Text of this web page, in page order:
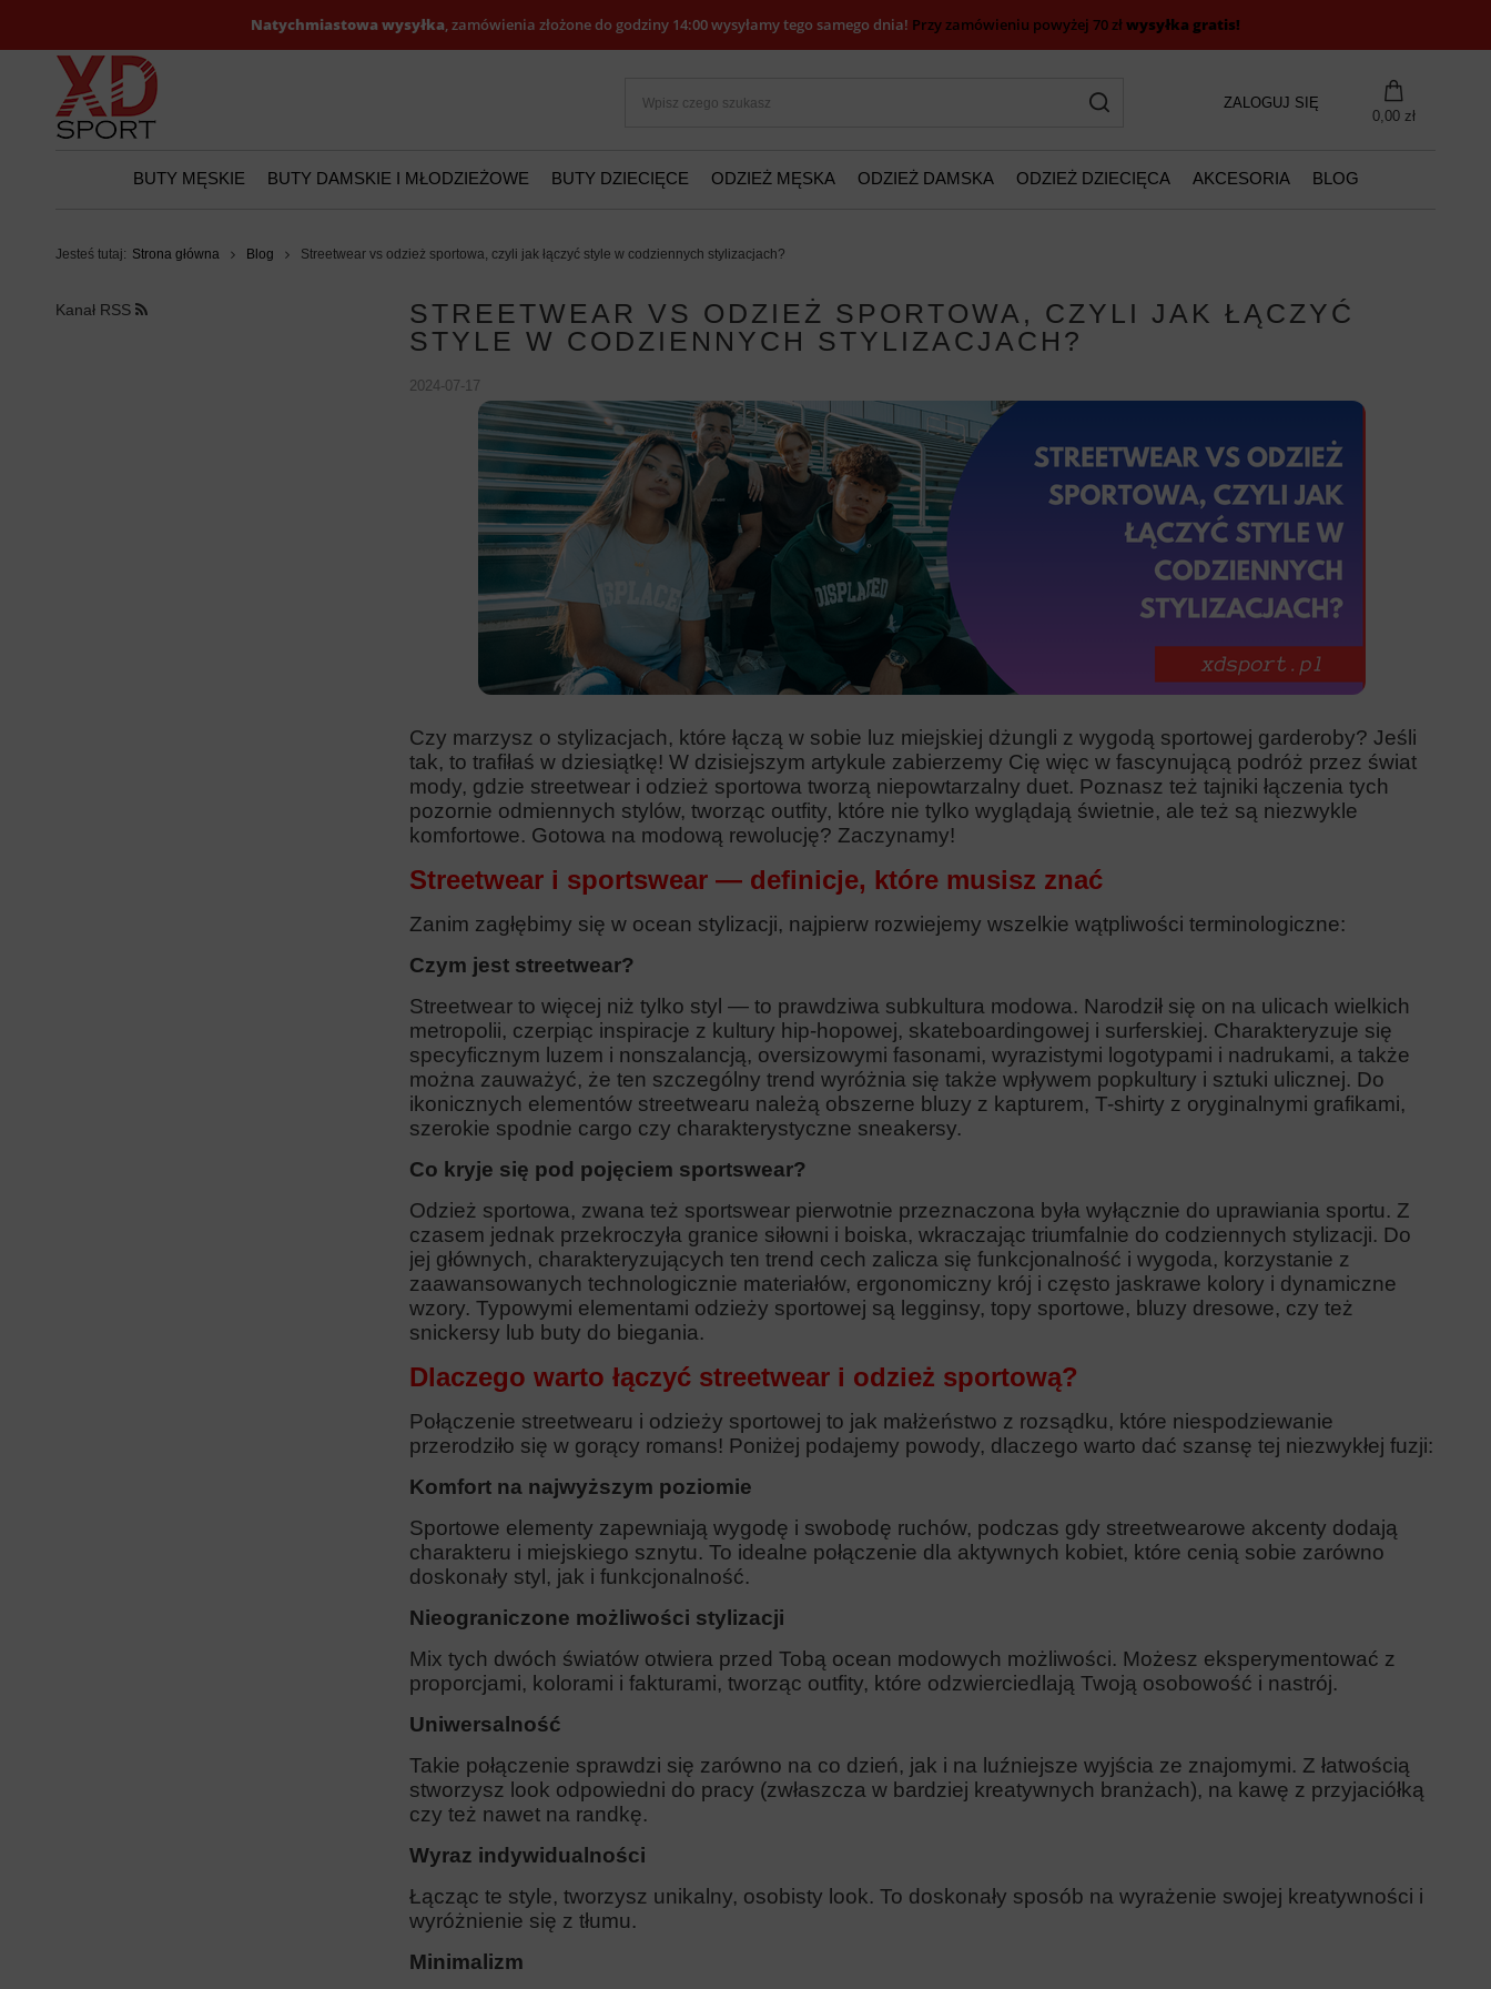
Natychmiastowa wysyłka, zamówienia złożone do godziny 14:00 wysyłamy tego samego dnia! Przy zamówieniu powyżej 70 złwysyłka gratis!
ZALOGUJ SIĘ
0,00 zł
BUTY MĘSKIE BUTY DAMSKIE I MŁODZIEŻOWE BUTY DZIECIĘCE ODZIEŻ MĘSKA ODZIEŻ DAMSKA ODZIEŻ DZIECIĘCA AKCESORIA BLOG
Jesteś tutaj: Strona główna Blog Streetwear vs odzież sportowa, czyli jak łączyć style w codziennych stylizacjach?
Kanał RSS
STREETWEAR VS ODZIEŻ SPORTOWA, CZYLI JAK ŁĄCZYĆ
STYLE W CODZIENNYCH STYLIZACJACH?
2024-07-17
Czy marzysz o stylizacjach, które łączą w sobie luz miejskiej dżungli z wygodą sportowej garderoby? Jeśli
tak, to trafiłaś w dziesiątkę! W dzisiejszym artykule zabierzemy Cię więc w fascynującą podróż przez świat
mody, gdzie streetwear i odzież sportowa tworzą niepowtarzalny duet. Poznasz też tajniki łączenia tych
pozornie odmiennych stylów, tworząc outfity, które nie tylko wyglądają świetnie, ale też są niezwykle
komfortowe. Gotowa na modową rewolucję? Zaczynamy!
Streetwear i sportswear — definicje, które musisz znać
Zanim zagłębimy się w ocean stylizacji, najpierw rozwiejemy wszelkie wątpliwości terminologiczne:
Czym jest streetwear?
Streetwear to więcej niż tylko styl — to prawdziwa subkultura modowa. Narodził się on na ulicach wielkich
metropolii, czerpiąc inspiracje z kultury hip-hopowej, skateboardingowej i surferskiej. Charakteryzuje się
specyficznym luzem i nonszalancją, oversizowymi fasonami, wyrazistymi logotypami i nadrukami, a także
można zauważyć, że ten szczególny trend wyróżnia się także wpływem popkultury i sztuki ulicznej. Do
ikonicznych elementów streetwearu należą obszerne bluzy z kapturem, T-shirty z oryginalnymi grafikami,
szerokie spodnie cargo czy charakterystyczne sneakersy.
Co kryje się pod pojęciem sportswear?
Odzież sportowa, zwana też sportswear pierwotnie przeznaczona była wyłącznie do uprawiania sportu. Z
czasem jednak przekroczyła granice siłowni i boiska, wkraczając triumfalnie do codziennych stylizacji. Do
jej głównych, charakteryzujących ten trend cech zalicza się funkcjonalność i wygoda, korzystanie z
zaawansowanych technologicznie materiałów, ergonomiczny krój i często jaskrawe kolory i dynamiczne
wzory. Typowymi elementami odzieży sportowej są legginsy, topy sportowe, bluzy dresowe, czy też
snickersy lub buty do biegania.
Dlaczego warto łączyć streetwear i odzież sportową?
Połączenie streetwearu i odzieży sportowej to jak małżeństwo z rozsądku, które niespodziewanie
przerodziło się w gorący romans! Poniżej podajemy powody, dlaczego warto dać szansę tej niezwykłej fuzji:
Komfort na najwyższym poziomie
Sportowe elementy zapewniają wygodę i swobodę ruchów, podczas gdy streetwearowe akcenty dodają
charakteru i miejskiego sznytu. To idealne połączenie dla aktywnych kobiet, które cenią sobie zarówno
doskonały styl, jak i funkcjonalność.
Nieograniczone możliwości stylizacji
Mix tych dwóch światów otwiera przed Tobą ocean modowych możliwości. Możesz eksperymentować z
proporcjami, kolorami i fakturami, tworząc outfity, które odzwierciedlają Twoją osobowość i nastrój.
Uniwersalność
Takie połączenie sprawdzi się zarówno na co dzień, jak i na luźniejsze wyjścia ze znajomymi. Z łatwością
stworzysz look odpowiedni do pracy (zwłaszcza w bardziej kreatywnych branżach), na kawę z przyjaciółką
czy też nawet na randkę.
Wyraz indywidualności
Łącząc te style, tworzysz unikalny, osobisty look. To doskonały sposób na wyrażenie swojej kreatywności i
wyróżnienie się z tłumu.
Minimalizm